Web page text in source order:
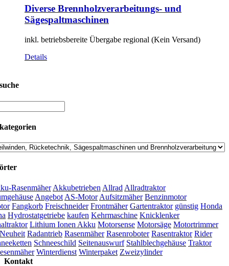
Diverse Brennholzverarbeitungs- und
Sägespaltmaschinen
inkl. betriebsbereite Übergabe regional (Kein Versand)
Details
Rasenmäher Akkubetrieben Allrad Allradtraktor
Angebot AS-Motor Aufsitzmäher Benzinmotor
Fangkorb Freischneider Frontmäher Gartentraktor günstig Honda
Hydrostatgetriebe kaufen Kehrmaschine Knicklenker
Lithium Ionen Akku Motorsense Motorsäge Motortrimmer
Neuheit Radantrieb Rasenmäher Rasenroboter Rasentraktor Rider
Schneeschild Seitenauswurf Stahlblechgehäuse Traktor
Winterdienst Winterpaket Zweizylinder
Kontakt